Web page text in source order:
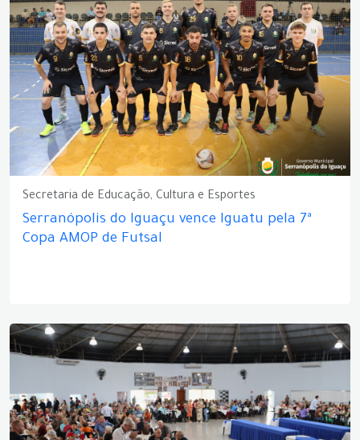
Secretaria de Educação, Cultura e Esportes
Serranópolis do Iguaçu vence Iguatu pela 7ª
Copa AMOP de Futsal